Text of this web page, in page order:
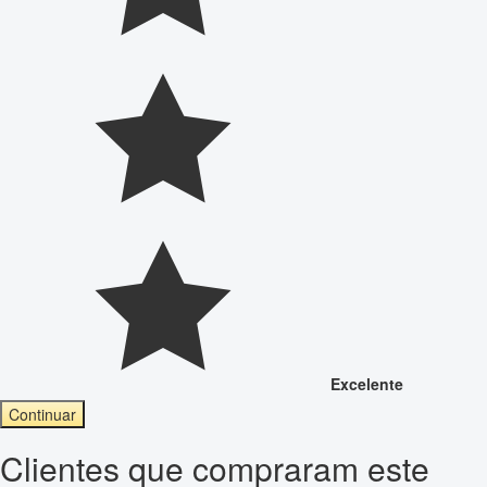
Excelente
Continuar
Clientes que compraram este